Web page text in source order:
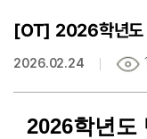
[OT] 2026학년도
2026.02.24
2026학년도